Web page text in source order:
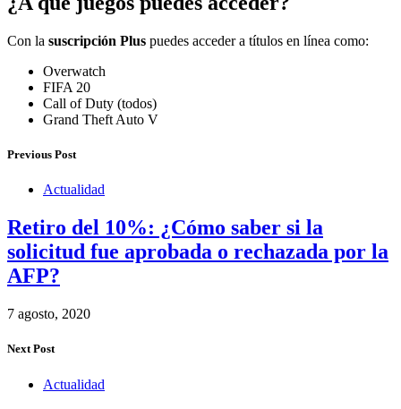
Con la suscripción Plus puedes acceder a títulos en línea como:
Overwatch
FIFA 20
Call of Duty (todos)
Grand Theft Auto V
Previous Post
Actualidad
Retiro del 10%: ¿Cómo saber si la
solicitud fue aprobada o rechazada por la
AFP?
7 agosto, 2020
Next Post
Actualidad